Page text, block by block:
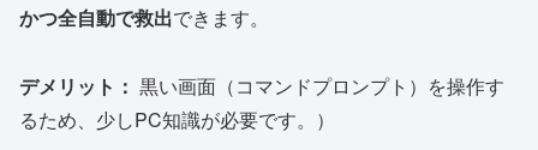
かつ全自動で救出できます。
デメリット： 黒い画面（コマンドプロンプト）を操作す
るため、少しPC知識が必要です。）